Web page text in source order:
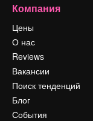
Компания
Цены
О нас
Reviews
Вакансии
Поиск тенденций
Блог
События